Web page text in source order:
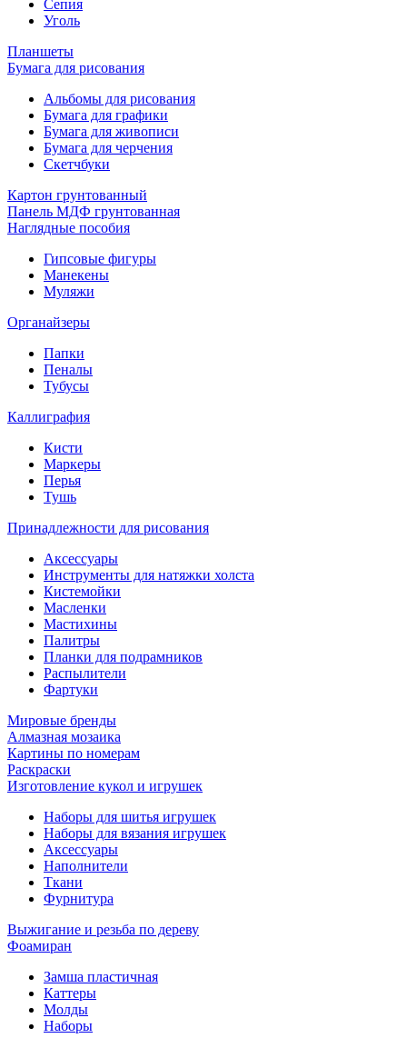
Сепия
Уголь
Планшеты
Бумага для рисования
Альбомы для рисования
Бумага для графики
Бумага для живописи
Бумага для черчения
Скетчбуки
Картон грунтованный
Панель МДФ грунтованная
Наглядные пособия
Гипсовые фигуры
Манекены
Муляжи
Органайзеры
Папки
Пеналы
Тубусы
Каллиграфия
Кисти
Маркеры
Перья
Тушь
Принадлежности для рисования
Аксессуары
Инструменты для натяжки холста
Кистемойки
Масленки
Мастихины
Палитры
Планки для подрамников
Распылители
Фартуки
Мировые бренды
Алмазная мозаика
Картины по номерам
Раскраски
Изготовление кукол и игрушек
Наборы для шитья игрушек
Наборы для вязания игрушек
Аксессуары
Наполнители
Ткани
Фурнитура
Выжигание и резьба по дереву
Фоамиран
Замша пластичная
Каттеры
Молды
Наборы